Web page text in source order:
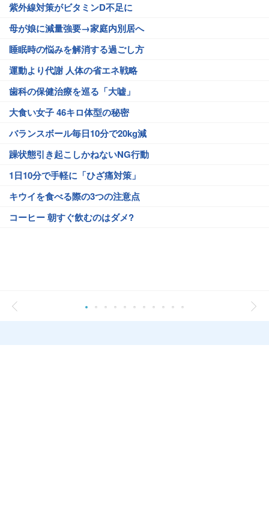
紫外線対策がビタミンD不足に
母が娘に減量強要→家庭内別居へ
睡眠時の悩みを解消する過ごし方
運動より代謝 人体の省エネ戦略
歯科の保健治療を巡る「大嘘」
大食い女子 46キロ体型の秘密
バランスボール毎日10分で20kg減
躁状態引き起こしかねないNG行動
1日10分で手軽に「ひざ痛対策」
キウイを食べる際の3つの注意点
コーヒー 朝すぐ飲むのはダメ?